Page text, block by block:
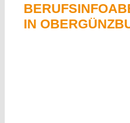
DOWNLOADS
IN